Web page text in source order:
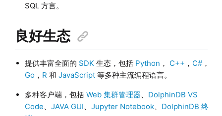
SQL 方言。
良好生态
提供丰富全面的 SDK生态，包括 Python ， C++ ， C#，
Go， R 和 JavaScript等多种主流编程语言。
多种客户端，包括 Web 集群管理器、 DolphinDB VS
Code、 JAVA GUI、 Jupyter Notebook、 DolphinDB 终